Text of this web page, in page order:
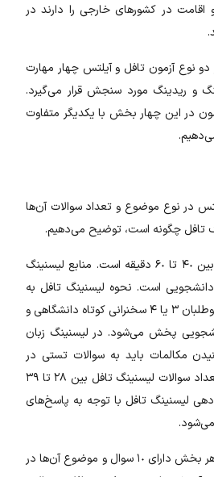
در کشورهای خارجی را دارند در
نوع آزمون تافل و آیلتس چهار مهارت
و ریدینگ مورد سنجش قرار می‌گیرد.
در این چهار بخش با یکدیگر متفاوت
در نوع موضوع و تعداد سوالات آن‌ها
چگونه است، توضیح می‌دهیم.
است.
منابع لیسنینگ
است.نحوه لیسنینگ تافلبه
این صورت است که برای داوطلبان ٣ یا ۴ سخنرانی کوتاه دانشگاهی و
لیسنینگ زبان
مکالمات باید به سوالات تستی در
سوالات لیسنینگ
تافل بین ٢٨ تا ٣٩
لیسنینگ تافلبا توجه به پاسخ‌های
لیسنینگ آیلتس ۴ بخش، هر بخش دارای ١٠ سوال و موضوع آن‌ها در